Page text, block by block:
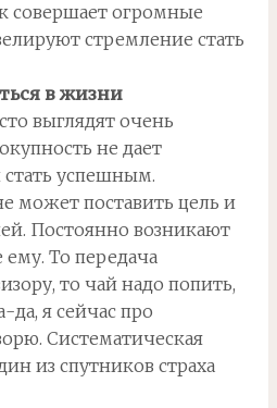
совершает огромные
стремление стать
в жизни
выглядят очень
не дает
стать успешным.
может поставить цель и
Постоянно возникают
То передача
то чай надо попить,
да, я сейчас про
Систематическая
из спутников страха